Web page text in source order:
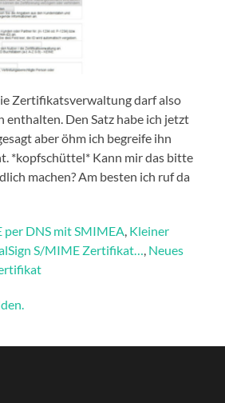
Zertifikatsverwaltung darf also
enthalten. Den Satz habe ich jetzt
aber öhm ich begreife ihn
*kopfschüttel* Kann mir das bitte
machen? Am besten ich ruf da
per DNS mit SMIMEA, Kleiner
S/MIME Zertifikat…, Neues